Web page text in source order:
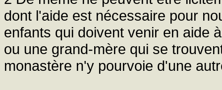
dont l'aide est nécessaire pour
enfants qui doivent venir en aide
ou une grand-mère qui se
monastère n'y pourvoie d'une